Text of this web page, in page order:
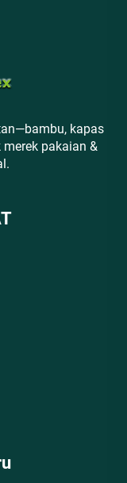
kapas
pakaian &